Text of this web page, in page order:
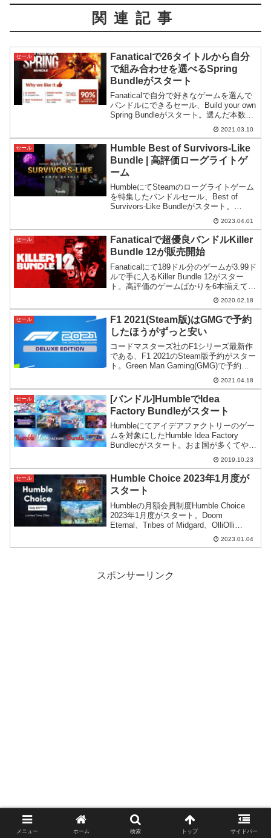
関連記事
セール
Fanaticalで26タイトルから自分
で組み合わせを選べるSpring
Bundleがスタート
Fanaticalで自分で好きなゲームを選んで
バンドルにできるセール、Build your own
Spring Bundleがスタート。選んだ本数に
応じて支払額が変動する仕組みです。※
一部ゲームキーの登録に2週間の制限あ
り。
2021.03.10
セール
Humble Best of Survivors-Like
Bundle | 高評価ローグライトゲ
ーム
HumbleにてSteamのローグライトゲーム
を特集したバンドルセール、Best of
Survivors-Like Bundleがスタート。
Steamで評価の高いローグライトゲーム
が1本辺り1ドルで手に入るお買い得な内
容です。
2023.04.01
セール
Fanaticalで超優良バンドルKiller
Bundle 12が販売開始
Fanaticalにて189ドル分のゲームが3.99ド
ルで手に入るKiller Bundle 12がスター
ト。高評価のゲームばかりを6本揃えてあ
2020.02.18
セール
F1 2021(Steam版)はGMGで予約
したほうがずっと安い
コードマスターズ社のF1シリーズ最新作
である、F1 2021のSteam版予約がスター
ト。Green Man Gaming(GMG)で予約す
るとSteamより遥かに安く予約購入でき
2021.04.18
セール
[バンドル]HumbleでIdea
Factory Bundleがスタート
Humbleにてアイデアファクトリーのゲー
ムを対象にしたHumble Idea Factory
Bundlecがスタート。おま国が多くてやっ
かいですが、一応支払額分以上のリター
2019.10.23
セール
Humble Choice 2023年1月度が
スタート
Humbleの月額会員制度Humble Choice
2023年1月度がスタート。Doom
Eternal、Tribes of Midgard、OlliOlli
World - Rad Editionを始め、なかなか良い
ゲームが入っているようです。
2023.01.04
スポンサーリンク
メニュー ホーム 検索 トップ サイドバー